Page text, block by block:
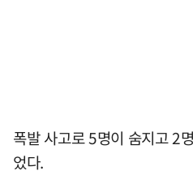
폭발 사고로 5명이 숨지고 2
었다.